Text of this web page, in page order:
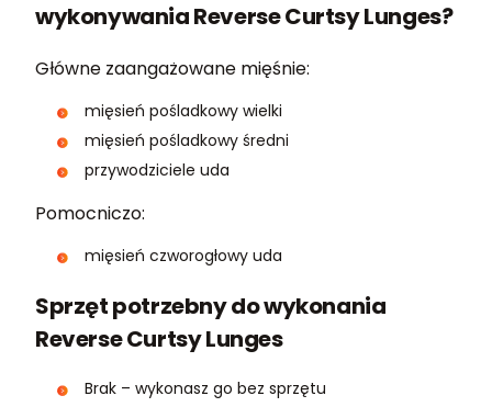
wykonywania Reverse Curtsy Lunges?
Główne zaangażowane mięśnie:
mięsień pośladkowy wielki
mięsień pośladkowy średni
przywodziciele uda
Pomocniczo:
mięsień czworogłowy uda
Sprzęt potrzebny do wykonania
Reverse Curtsy Lunges
Brak – wykonasz go bez sprzętu